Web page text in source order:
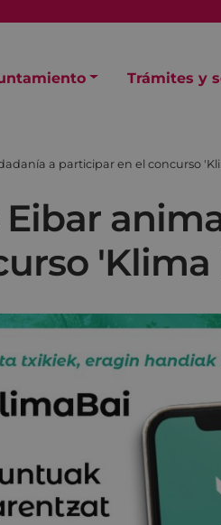
Trámites y
a participar en el concurso
'Klima